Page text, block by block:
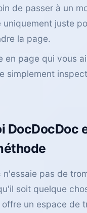
de passer à un
uniquement juste
la page.
en page qui vous
simplement
DocDocDoc
n'essaie pas de
soit quelque
un espace de